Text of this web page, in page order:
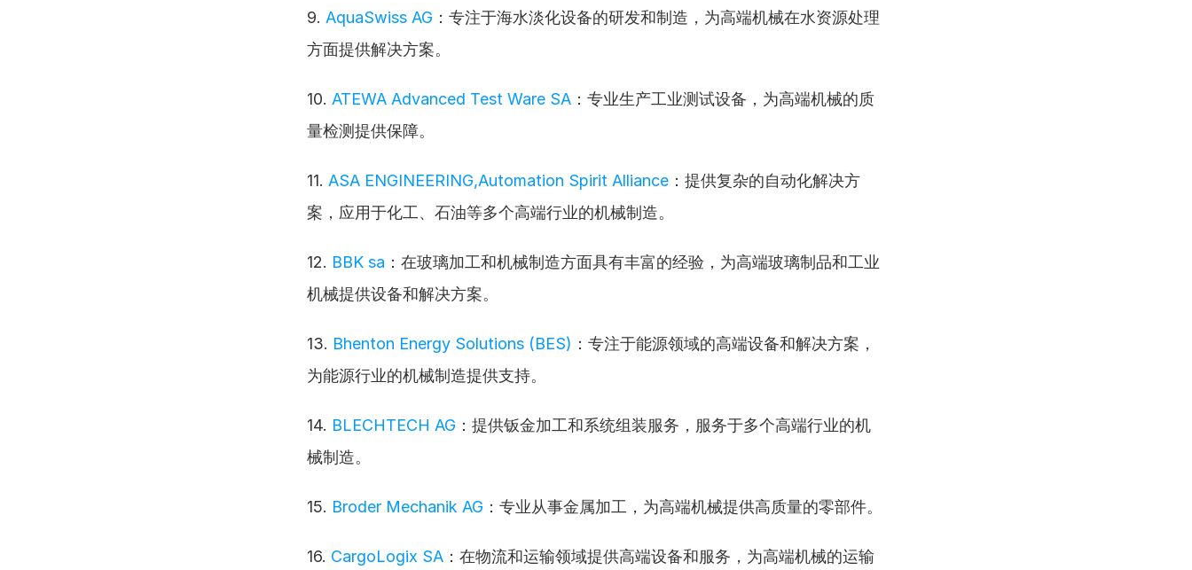
9. AquaSwiss AG ：专注于海水淡化设备的研发和制造，为高端机械在水资源处理
方面提供解决方案。
10. ATEWA Advanced Test Ware SA ：专业生产工业测试设备，为高端机械的质
量检测提供保障。
11. ASA ENGINEERING,Automation Spirit Alliance ：提供复杂的自动化解决方
案，应用于化工、石油等多个高端行业的机械制造。
12. BBK sa ：在玻璃加工和机械制造方面具有丰富的经验，为高端玻璃制品和工业
机械提供设备和解决方案。
13. Bhenton Energy Solutions (BES) ：专注于能源领域的高端设备和解决方案，
为能源行业的机械制造提供支持。
14. BLECHTECH AG ：提供钣金加工和系统组装服务，服务于多个高端行业的机
械制造。
15. Broder Mechanik AG ：专业从事金属加工，为高端机械提供高质量的零部件。
16. CargoLogix SA ：在物流和运输领域提供高端设备和服务，为高端机械的运输